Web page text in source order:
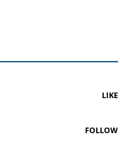
LIKE
FOLLOW